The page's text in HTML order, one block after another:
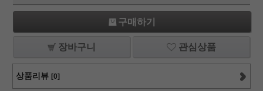
구매하기
장바구니 관심상품
상품리뷰 [0]